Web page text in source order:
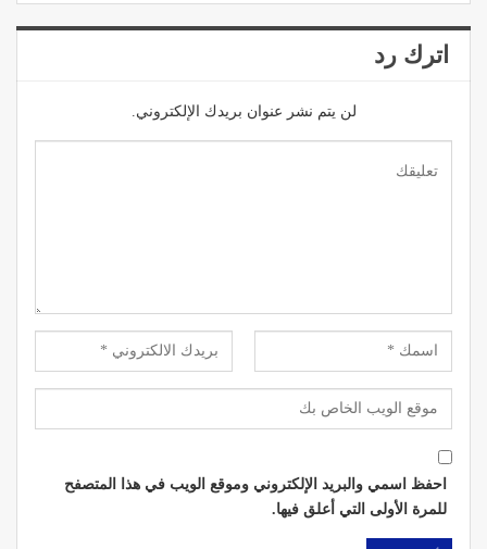
اترك رد
لن يتم نشر عنوان بريدك الإلكتروني.
احفظ اسمي والبريد الإلكتروني وموقع الويب في هذا المتصفح
للمرة الأولى التي أعلق فيها.